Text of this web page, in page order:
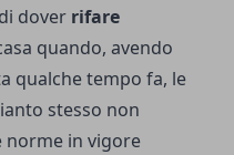
dover rifare
quando, avendo
qualche tempo fa, le
stesso non
in vigore